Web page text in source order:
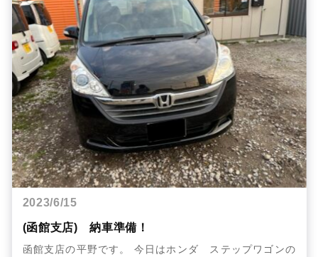
2023/6/15
(函館支店) 納車準備！
函館支店の平野です。 今日はホンダ ステップワゴンの